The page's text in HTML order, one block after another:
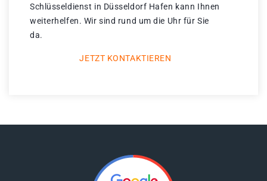
Schlüsseldienst in Düsseldorf Hafen kann Ihnen
weiterhelfen. Wir sind rund um die Uhr für Sie
da.
JETZT KONTAKTIEREN